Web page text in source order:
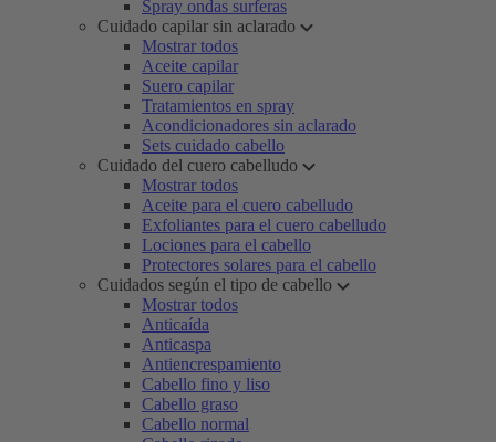
Spray ondas surferas
Cuidado capilar sin aclarado
Mostrar todos
Aceite capilar
Suero capilar
Tratamientos en spray
Acondicionadores sin aclarado
Sets cuidado cabello
Cuidado del cuero cabelludo
Mostrar todos
Aceite para el cuero cabelludo
Exfoliantes para el cuero cabelludo
Lociones para el cabello
Protectores solares para el cabello
Cuidados según el tipo de cabello
Mostrar todos
Anticaída
Anticaspa
Antiencrespamiento
Cabello fino y liso
Cabello graso
Cabello normal